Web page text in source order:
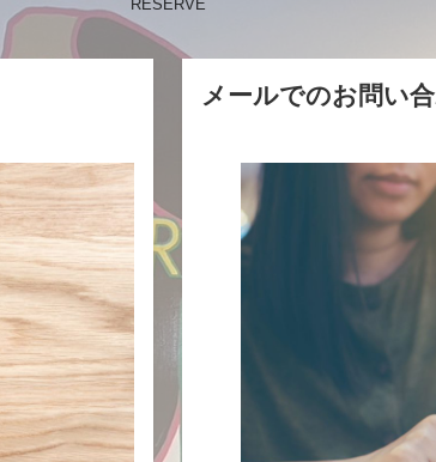
RESERVE
メールでのお問い